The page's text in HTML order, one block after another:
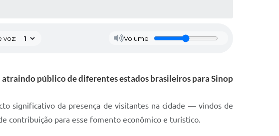
voz: Volume
público de diferentes estados brasileiros para Sinop
significativo da presença de visitantes na cidade — vindos de
contribuição para esse fomento econômico e turístico.